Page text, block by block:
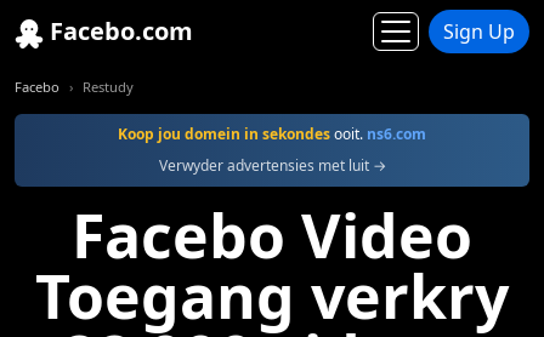
Facebo.com Sign Up
Facebo Restudy
Koop jou domein in sekondesooit. ns6.com
Verwyder advertensies met luit →
Facebo Video
Toegang verkry